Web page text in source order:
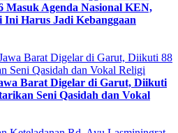
Masuk Agenda Nasional KEN,
Harus Jadi Kebanggaan
Barat Digelar di Garut, Diikuti
Seni Qasidah dan Vokal